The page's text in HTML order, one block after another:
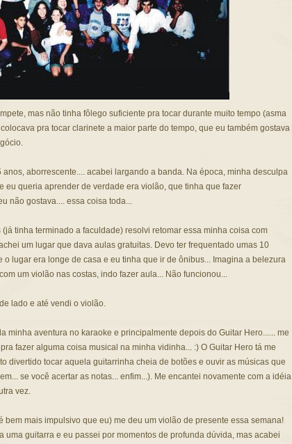
mas não tinha fôlego suficiente pra tocar durante muito tempo (asma
pra tocar clarinete a maior parte do tempo, que eu também gostava
anos, aborrescente.... acabei largando a banda. Na época, minha desculpa
eu queria aprender de verdade era violão, que tinha que fazer
não gostava.... essa coisa toda...
tinha terminado a faculdade) resolvi retomar essa minha coisa com
um lugar que dava aulas gratuitas. Devo ter frequentado umas 10
o lugar era longe de casa e eu tinha que ir de ônibus... Imagina a belezura
um violão nas costas, indo fazer aula... Não funcionou...
lado e até vendi o violão.
minha aventura no karaoke e principalmente depois do Guitar Hero...... me
fazer alguma coisa musical na minha vidinha... :) O Guitar Hero tá me
divertido tocar aquela guitarrinha cheia de botões e ouvir as músicas que
se você acertar as notas... enfim...). Me encantei novamente com a idéia
vez.
bem mais impulsivo que eu) me deu um violão de presente essa semana!
uma guitarra e eu passei por momentos de profunda dúvida, mas acabei